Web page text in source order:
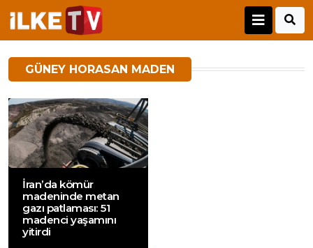
GÜNEY HORASAN MADEN
İran’da kömür
madeninde metan
gazı patlaması: 51
madenci yaşamını
yitirdi